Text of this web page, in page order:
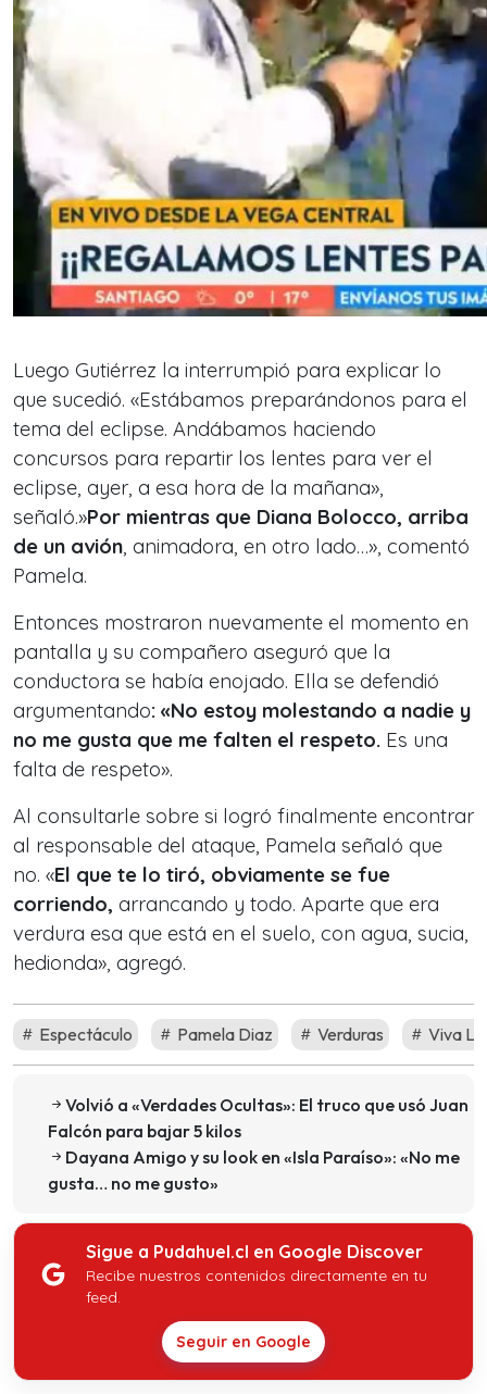
Luego Gutiérrez la interrumpió para explicar lo
que sucedió. «Estábamos preparándonos para el
tema del eclipse. Andábamos haciendo
concursos para repartir los lentes para ver el
eclipse, ayer, a esa hora de la mañana»,
señaló.»Por mientras que Diana Bolocco, arriba
de un avión, animadora, en otro lado…», comentó
Pamela.
Entonces mostraron nuevamente el momento en
pantalla y su compañero aseguró que la
conductora se había enojado. Ella se defendió
argumentando: «No estoy molestando a nadie y
no me gusta que me falten el respeto. Es una
falta de respeto».
Al consultarle sobre si logró finalmente encontrar
al responsable del ataque, Pamela señaló que
no. «El que te lo tiró, obviamente se fue
corriendo, arrancando y todo. Aparte que era
verdura esa que está en el suelo, con agua, sucia,
hedionda», agregó.
Espectáculo Pamela Diaz Verduras Viva
Volvió a «Verdades Ocultas»: El truco que usó Juan
Falcón para bajar 5 kilos
Dayana Amigo y su look en «Isla Paraíso»: «No me
gusta… no me gusto»
Sigue a Pudahuel.cl en Google Discover
Recibe nuestros contenidos directamente en tu
feed.
Seguir en Google